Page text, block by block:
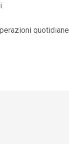
quotidiane.